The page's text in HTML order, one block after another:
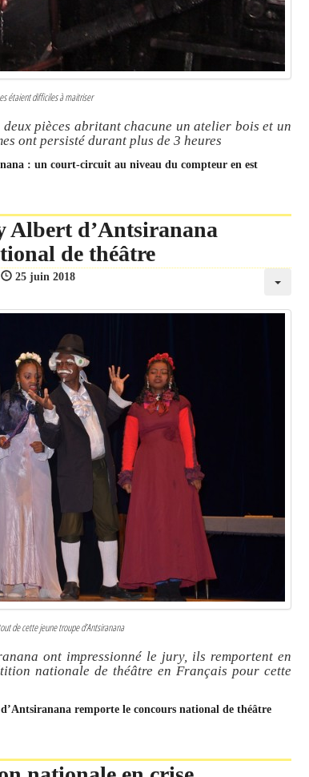
étaient difficiles à maitriser
pièces abritant chacune un atelier bois et un
ont persisté durant plus de 3 heures
: un court-circuit au niveau du compteur en est
Albert d’Antsiranana
de théâtre
25 juin 2018
de cette jeune troupe d’Antsiranana
ont impressionné le jury, ils remportent en
nationale de théâtre en Français pour cette
remporte le concours national de théâtre